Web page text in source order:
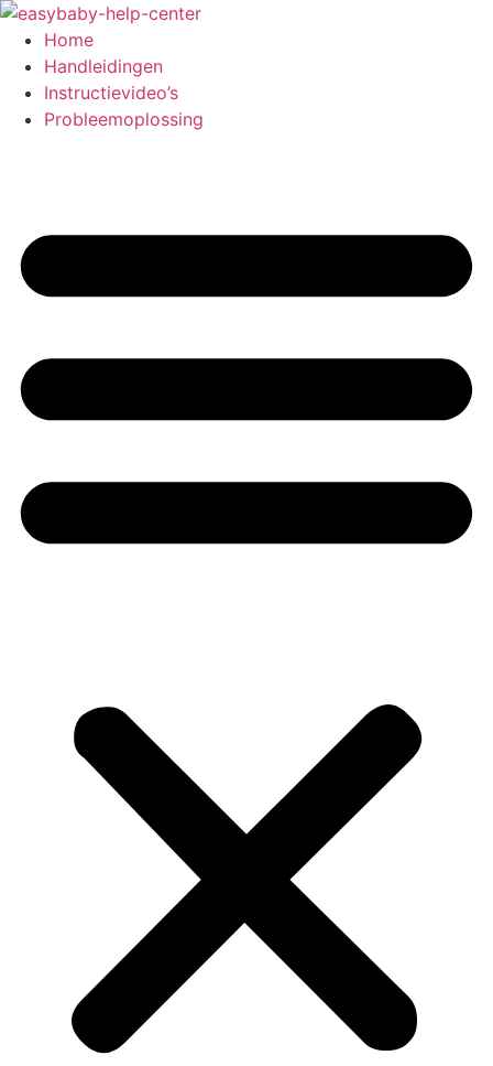
Ga
naar
inhoud
Home
Handleidingen
Instructievideo’s
Probleemoplossing